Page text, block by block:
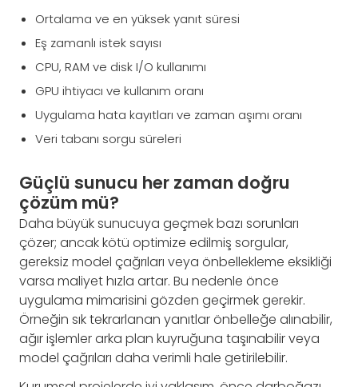
Ortalama ve en yüksek yanıt süresi
Eş zamanlı istek sayısı
CPU, RAM ve disk I/O kullanımı
GPU ihtiyacı ve kullanım oranı
Uygulama hata kayıtları ve zaman aşımı oranı
Veri tabanı sorgu süreleri
Güçlü sunucu her zaman doğru
çözüm mü?
Daha büyük sunucuya geçmek bazı sorunları
çözer; ancak kötü optimize edilmiş sorgular,
gereksiz model çağrıları veya önbellekleme eksikliği
varsa maliyet hızla artar. Bu nedenle önce
uygulama mimarisini gözden geçirmek gerekir.
Örneğin sık tekrarlanan yanıtlar önbelleğe alınabilir,
ağır işlemler arka plan kuyruğuna taşınabilir veya
model çağrıları daha verimli hale getirilebilir.